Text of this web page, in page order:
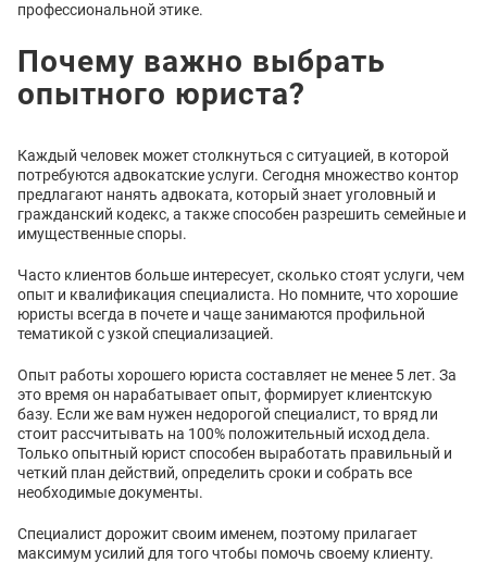
профессиональной этике.
Почему важно выбрать
опытного юриста?
Каждый человек может столкнуться с ситуацией, в которой
потребуются адвокатские услуги. Сегодня множество контор
предлагают нанять адвоката, который знает уголовный и
гражданский кодекс, а также способен разрешить семейные и
имущественные споры.
Часто клиентов больше интересует, сколько стоят услуги, чем
опыт и квалификация специалиста. Но помните, что хорошие
юристы всегда в почете и чаще занимаются профильной
тематикой с узкой специализацией.
Опыт работы хорошего юриста составляет не менее 5 лет. За
это время он нарабатывает опыт, формирует клиентскую
базу. Если же вам нужен недорогой специалист, то вряд ли
стоит рассчитывать на 100% положительный исход дела.
Только опытный юрист способен выработать правильный и
четкий план действий, определить сроки и собрать все
необходимые документы.
Специалист дорожит своим именем, поэтому прилагает
максимум усилий для того чтобы помочь своему клиенту.